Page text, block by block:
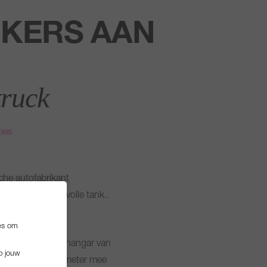
om
jouw
AAN
autofabrikant
rijdt op een volle tank..
door ermee de hangar van
miljoen kilometer mee